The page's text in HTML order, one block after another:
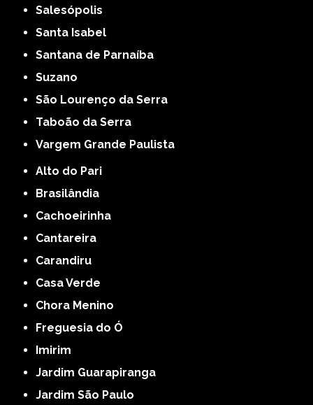
Salesópolis
Santa Isabel
Santana de Parnaíba
Suzano
São Lourenço da Serra
Taboão da Serra
Vargem Grande Paulista
Alto do Pari
Brasilândia
Cachoeirinha
Cantareira
Carandiru
Casa Verde
Chora Menino
Freguesia do Ó
Imirim
Jardim Guarapiranga
Jardim São Paulo